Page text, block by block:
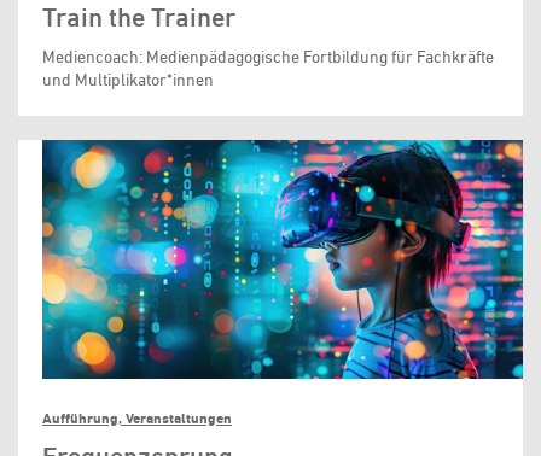
Train the Trainer
Mediencoach: Medienpädagogische Fortbildung für Fachkräfte
und Multiplikator*innen
Aufführung, Veranstaltungen